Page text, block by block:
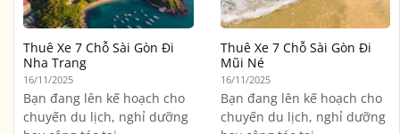
Thuê Xe 7 Chỗ Sài Gòn Đi
Nha Trang
16/11/2025
Bạn đang lên kế hoạch cho
chuyến du lịch, nghỉ dưỡng
Thuê Xe 7 Chỗ Sài Gòn Đi
Mũi Né
16/11/2025
Bạn đang lên kế hoạch cho
chuyến du lịch, nghỉ dưỡng